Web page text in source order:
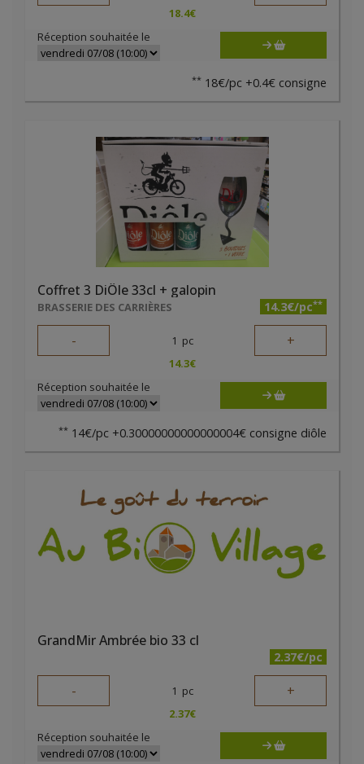
18.4€
Réception souhaitée le
** 18€/pc +0.4€ consigne
Coffret 3 DiÔle 33cl + galopin
BRASSERIE DES CARRIÈRES 14.3€/pc**
- 1 pc +
14.3€
Réception souhaitée le
** 14€/pc +0.30000000000000004€ consigne diôle
GrandMir Ambrée bio 33 cl
2.37€/pc
- 1 pc +
2.37€
Réception souhaitée le